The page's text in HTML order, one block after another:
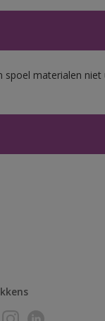
spoel materialen niet